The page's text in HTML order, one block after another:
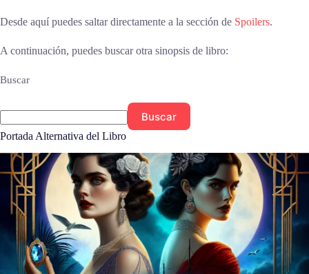
Desde aquí puedes saltar directamente a la sección de Spoilers.
A continuación, puedes buscar otra sinopsis de libro:
Buscar
Buscar
Portada Alternativa del Libro